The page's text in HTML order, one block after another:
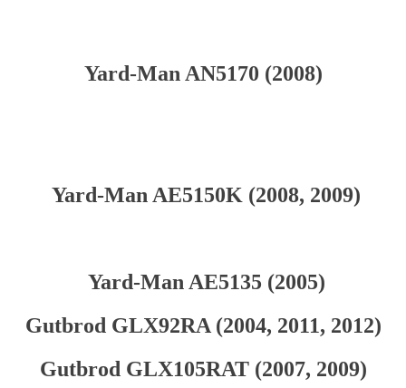
Yard-Man AN5170 (2008)
Yard-Man AE5150K (2008, 2009)
Yard-Man AE5135 (2005)
Gutbrod GLX92RA (2004, 2011, 2012)
Gutbrod GLX105RAT (2007, 2009)